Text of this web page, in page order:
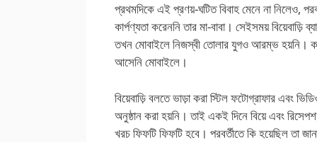
প্রথমদিকে এই প্রণয়-ঘটিত বিবাহ মেনে না নিলেও,
কার্পণ্যতা করেননি তার মা-বাবা। সেইসময়
তখন মোবাইলে নিজস্বী তোলার যুগও আরম্ভ হয়নি।
আসেনি মোবাইলে।
বিয়েবাড়ি বলতে ভাড়া করা স্টিল ফটোগ্রাফার এবং
অনুষ্ঠান করা হয়নি। তাই একই দিনে বিয়ে এবং
খরচ ফিফটি ফিফটি হবে। পরবর্তীতে কি হয়েছিল তা